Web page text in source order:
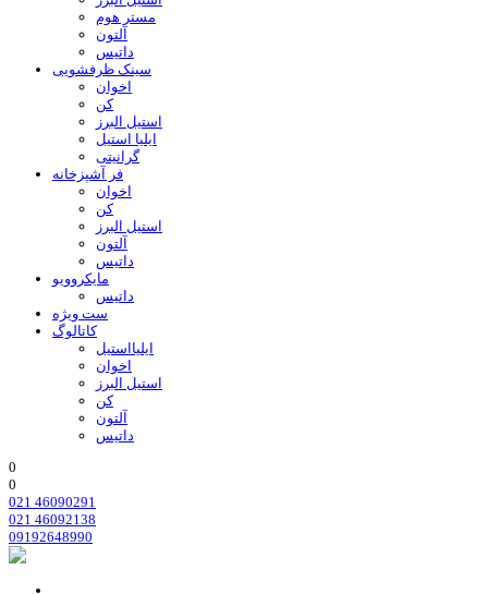
مستر هوم
آلتون
داتیس
سینک ظرفشویی
اخوان
کن
استیل البرز
ایلیا استیل
گرانیتی
فر آشپزخانه
اخوان
کن
استیل البرز
آلتون
داتیس
مایکروویو
داتیس
ست ویژه
کاتالوگ
ایلیااستیل
اخوان
استیل البرز
کن
آلتون
داتیس
0
0
021 46090291
021 46092138
09192648990